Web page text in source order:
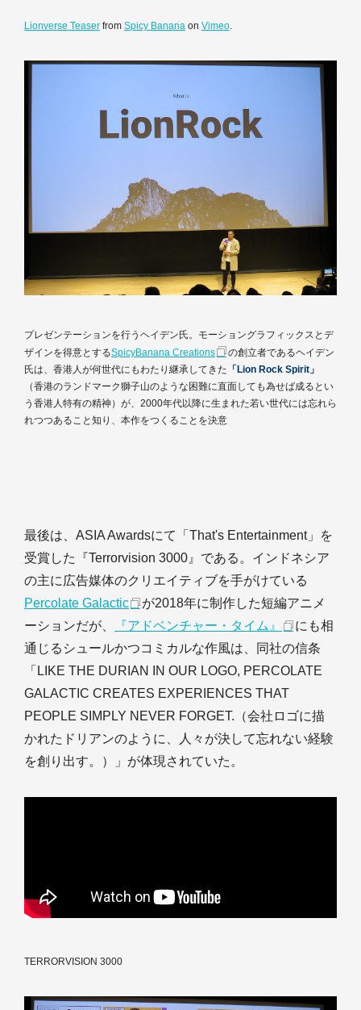
Lionverse Teaser from Spicy Banana on Vimeo.
プレゼンテーションを行うヘイデン氏。モーショングラフィックスとデ
ザインを得意とするSpicyBanana Creations
の創立者であるヘイデン
氏は、香港人が何世代にもわたり継承してきた 「Lion Rock Spirit」
（香港のランドマーク獅子山のような困難に直面しても為せば成るとい
う香港人特有の精神）が、2000年代以降に生まれた若い世代には忘れら
れつつあること知り、本作をつくることを決意
最後は、ASIA Awardsにて「That's Entertainment」を
受賞した『Terrorvision 3000』である。インドネシア
の主に広告媒体のクリエイティブを手がけている
Percolate Galactic
が2018年に制作した短編アニメ
ーションだが、
『アドベンチャー・タイム』
にも相
通じるシュールかつコミカルな作風は、同社の信条
「LIKE THE DURIAN IN OUR LOGO, PERCOLATE
GALACTIC CREATES EXPERIENCES THAT
PEOPLE SIMPLY NEVER FORGET.（会社ロゴに描
かれたドリアンのように、人々が決して忘れない経験
を創り出す。）」が体現されていた。
TERRORVISION 3000